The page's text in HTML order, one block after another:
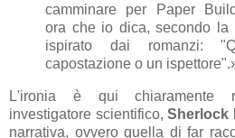
camminare per Paper
ora che io dica, secondo la
ispirato dai romanzi:
capostazione o un
L'ironia è qui chiaramente
investigatore scientifico, Sherlock
narrativa, ovvero quella di far